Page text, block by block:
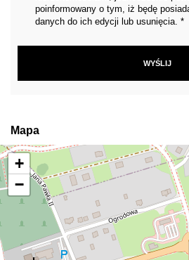
poinformowany o tym, iż będę
danych do ich edycji lub usunięcia. *
Mapa
+
−